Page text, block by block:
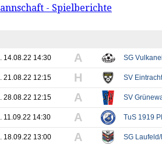
- Spielberichte
14.08.22 14:30 A SG
21.08.22 12:15 H SV
28.08.22 12:15 A SV
11.09.22 14:30 A TuS 1919
18.09.22 13:00 A SG Laufeld/